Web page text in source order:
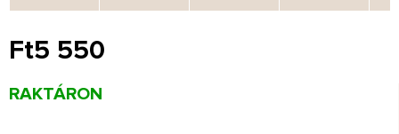
Ft5 550
Egységár:
RAKTÁRON